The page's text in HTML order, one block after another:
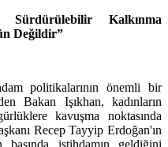
Sürdürülebilir Kalkınma
Değildir”
politikalarının önemli bir
Bakan Işıkhan, kadınların
kavuşma noktasında
Recep Tayyip Erdoğan'ın